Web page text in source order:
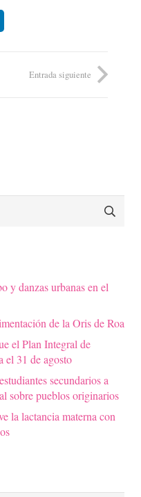
Entrada siguiente
y danzas urbanas en el
de la Oris de Roa
el Plan Integral de
el 31 de agosto
secundarios a
sobre pueblos originarios
la lactancia materna con